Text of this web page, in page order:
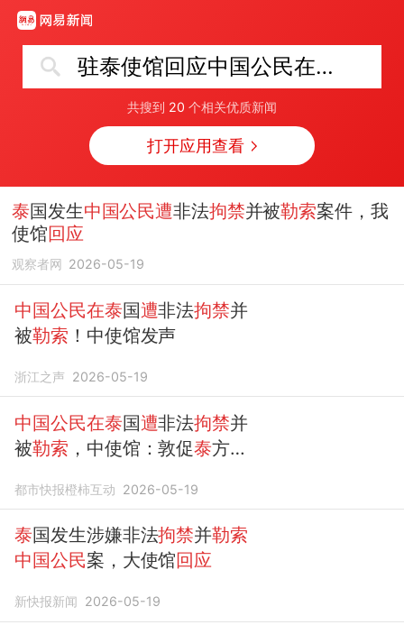
驻泰使馆回应中国公民在泰遭拘禁勒索
共搜到 20 个相关优质新闻
打开应用查看
泰国发生中国公民遭非法拘禁并被勒索案件，我
使馆回应
观察者网 2026-05-19
中国公民在泰国遭非法拘禁并
被勒索 ！中使馆发声
浙江之声 2026-05-19
中国公民在泰国遭非法拘禁并
被勒索 ，中使馆：敦促泰方尽
都市快报橙柿互动 2026-05-19
泰国发生涉嫌非法拘禁并勒索
中国公民案，大使馆回应
新快报新闻 2026-05-19